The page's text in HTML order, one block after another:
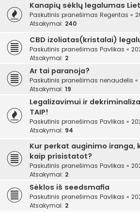
Kanapių sėklų legalumas
Paskutinis pranešimas Regentas «
Atsakymai: 240
CBD izoliatas(kristalai)
Paskutinis pranešimas Pavlikas «
Atsakymai: 2
Ar tai paranoja?
Paskutinis pranešimas nenaudelis «
Atsakymai: 19
Legalizavimui ir
TAIP!
Paskutinis pranešimas Pavlikas «
Atsakymai: 94
Kur perkat auginimo iranga,
kaip prisistatot?
Paskutinis pranešimas Pavlikas «
Atsakymai: 2
Sėklos iš seedsmafia
Paskutinis pranešimas Pavlikas «
Atsakymai: 2